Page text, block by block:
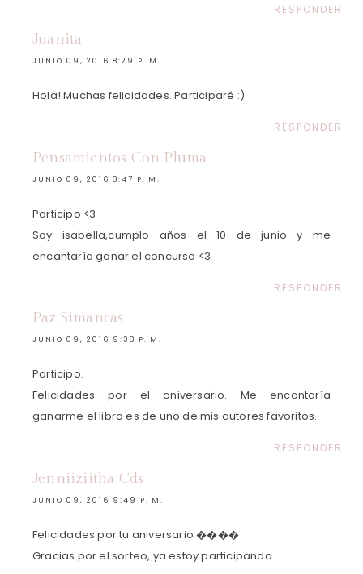
RESPONDER
Juanita
JUNIO 09, 2016 8:29 P. M.
Hola! Muchas felicidades. Participaré :)
RESPONDER
Pensamientos Con Pluma
JUNIO 09, 2016 8:47 P. M.
Participo <3
Soy isabella,cumplo años el 10 de junio y me
encantaría ganar el concurso <3
RESPONDER
Paz Simancas
JUNIO 09, 2016 9:38 P. M.
Participo.
Felicidades por el aniversario. Me encantaría
ganarme el libro es de uno de mis autores favoritos.
RESPONDER
Jenniiziitha Cds
JUNIO 09, 2016 9:49 P. M.
Felicidades por tu aniversario ����
Gracias por el sorteo, ya estoy participando